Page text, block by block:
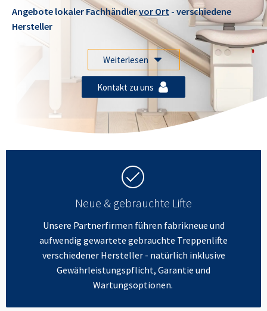
Angebote lokaler Fachhändlervor Ort - verschiedene
Hersteller
Weiterlesen
Kontakt zu uns
Neue & gebrauchte Lifte
Unsere Partnerfirmen führen fabrikneue und
aufwendig gewartete gebrauchte Treppenlifte
verschiedener Hersteller - natürlich inklusive
Gewährleistungspflicht, Garantie und
Wartungsoptionen.